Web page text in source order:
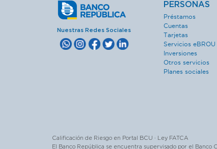
Nuestras Redes Sociales
PERSONAS
Préstamos
Cuentas
Tarjetas
Servicios eBROU
Inversiones
Otros servicios
Planes sociales
Calificación de Riesgo en Portal BCU · Ley FATCA
El Banco República se encuentra supervisado por el Banco